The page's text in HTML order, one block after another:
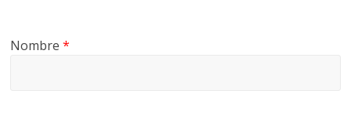
Nombre*